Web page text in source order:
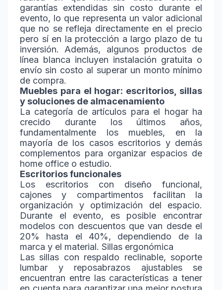
garantías extendidas sin costo durante el
evento, lo que representa un valor adicional
que no se refleja directamente en el precio
pero sí en la protección a largo plazo de tu
inversión. Además, algunos productos de
línea blanca incluyen instalación gratuita o
envío sin costo al superar un monto mínimo
de compra.
Muebles para el hogar: escritorios, sillas
y soluciones de almacenamiento
La categoría de artículos para el hogar ha
crecido durante los últimos años,
fundamentalmente los muebles, en la
mayoría de los casos escritorios y demás
complementos para organizar espacios de
home office o estudio.
Escritorios funcionales
Los escritorios con diseño funcional,
cajones y compartimentos facilitan la
organización y optimización del espacio.
Durante el evento, es posible encontrar
modelos con descuentos que van desde el
20% hasta el 40%, dependiendo de la
marca y el material. Sillas ergonómica
Las sillas con respaldo reclinable, soporte
lumbar y reposabrazos ajustables se
encuentran entre las características a tener